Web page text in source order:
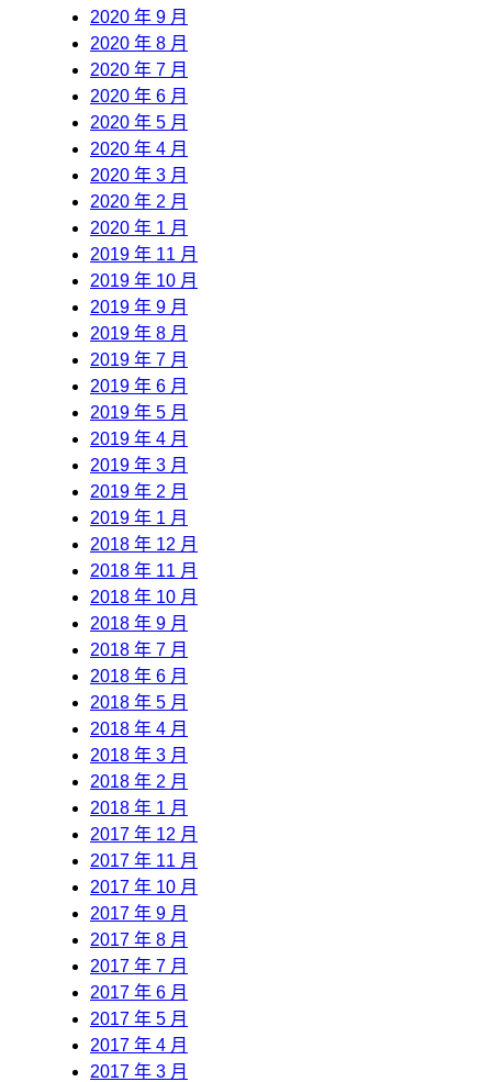
2020 年 9 月
2020 年 8 月
2020 年 7 月
2020 年 6 月
2020 年 5 月
2020 年 4 月
2020 年 3 月
2020 年 2 月
2020 年 1 月
2019 年 11 月
2019 年 10 月
2019 年 9 月
2019 年 8 月
2019 年 7 月
2019 年 6 月
2019 年 5 月
2019 年 4 月
2019 年 3 月
2019 年 2 月
2019 年 1 月
2018 年 12 月
2018 年 11 月
2018 年 10 月
2018 年 9 月
2018 年 7 月
2018 年 6 月
2018 年 5 月
2018 年 4 月
2018 年 3 月
2018 年 2 月
2018 年 1 月
2017 年 12 月
2017 年 11 月
2017 年 10 月
2017 年 9 月
2017 年 8 月
2017 年 7 月
2017 年 6 月
2017 年 5 月
2017 年 4 月
2017 年 3 月